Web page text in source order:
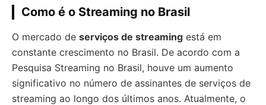
Como é o Streaming no Brasil
O mercado de serviços de streaming está em
constante crescimento no Brasil. De acordo com a
Pesquisa Streaming no Brasil, houve um aumento
significativo no número de assinantes de serviços de
streaming ao longo dos últimos anos. Atualmente, o